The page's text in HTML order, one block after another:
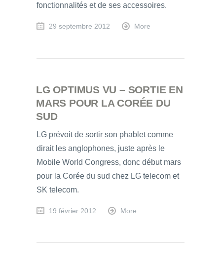
fonctionnalités et de ses accessoires.
29 septembre 2012 More
LG OPTIMUS VU – SORTIE EN
MARS POUR LA CORÉE DU
SUD
LG prévoit de sortir son phablet comme
dirait les anglophones, juste après le
Mobile World Congress, donc début mars
pour la Corée du sud chez LG telecom et
SK telecom.
19 février 2012 More